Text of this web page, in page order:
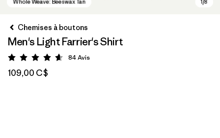
Chemises à boutons
Men's Light Farrier's Shirt
Évaluation: 4.6 / 5
84Avis
109,00 C$